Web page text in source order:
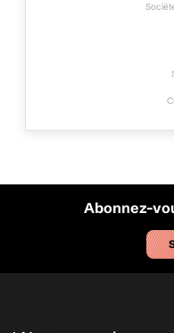
Abonnez-